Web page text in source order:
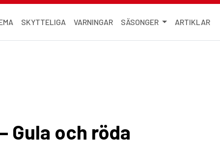
SKYTTELIGA VARNINGAR SÄSONGER ARTIKLAR
Gula och röda